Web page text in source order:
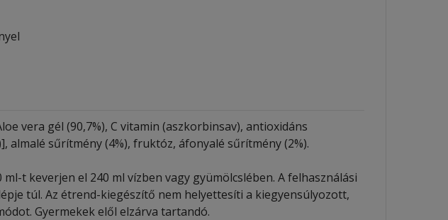
vera gél (90,7%), C vitamin (aszkorbinsav), antioxidáns
almalé sűrítmény (4%), fruktóz, áfonyalé sűrítmény (2%).
ml-t keverjen el 240 ml vízben vagy gyümölcslében. A felhasználási
túl. Az étrend-kiegészítő nem helyettesíti a kiegyensúlyozott,
Gyermekek elől elzárva tartandó.